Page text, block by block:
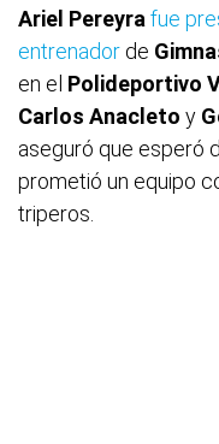
Ariel Pereyra fue
entrenador de
en el Polideportivo
Carlos Anacleto y
aseguró que esperó
prometió un equipo
triperos.